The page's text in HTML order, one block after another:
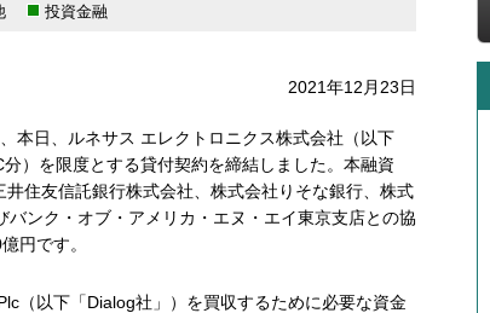
投資金融
2021年12月23日
本日、ルネサス エレクトロニクス株式会社（以下
）を限度とする貸付契約を締結しました。本融資
住友信託銀行株式会社、株式会社りそな銀行、株式
ンク・オブ・アメリカ・エヌ・エイ東京支店との協
円です。
（以下「Dialog社」）を買収するために必要な資金